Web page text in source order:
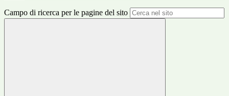
Campo di ricerca per le pagine del sito